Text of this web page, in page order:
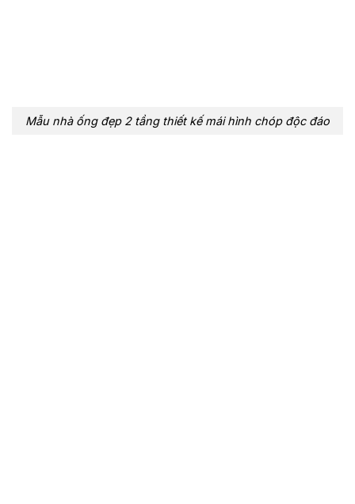
Mẫu nhà ống đẹp 2 tầng thiết kế mái hình chóp độc đáo